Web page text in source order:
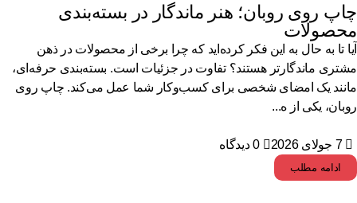
روی روبان؛ هنر ماندگار در بسته‌بندی
تا به حال به این فکر کرده‌اید که چرا برخی از محصولات در ذهن
ماندگارتر هستند؟ تفاوت در جزئیات است. بسته‌بندی حرفه‌ای،
یک امضای شخصی برای کسب‌وکار شما عمل می‌کند. چاپ روی
یکی از ه...
7 جولای 2026 0 دیدگاه
ادامه مطلب